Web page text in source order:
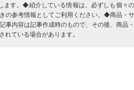
ます。◆紹介している情報は、必ずしも個々
の参考情報としてご利用ください。◆商品・
内容は記事作成時のもので、その後、商品
ている場合があります。